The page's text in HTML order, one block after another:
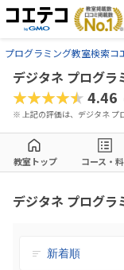
プログラミング教室検索コ
デジタネ プログラ
★★★★★4.46
※ 上記の評価は、デジタネ プ
教室トップ コース・
デジタネ プログラ